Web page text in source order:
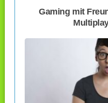
Gaming mit